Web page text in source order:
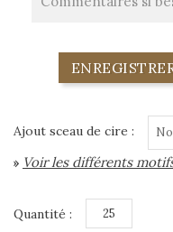
Ajout sceau de cire :
» Voir les différents
Quantité :